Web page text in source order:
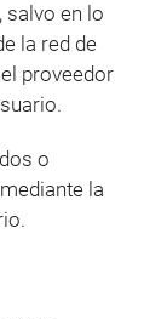
salvo en lo
la red de
proveedor
la